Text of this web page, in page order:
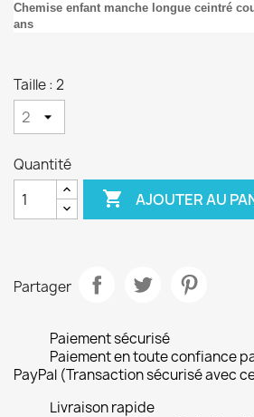
Chemise enfant manche longue ceintré
ans
Taille : 2
Quantité
 AJOUTER AU
Partager
Paiement sécurisé
Paiement en toute confiance
PayPal (Transaction sécurisé avec
Livraison rapide